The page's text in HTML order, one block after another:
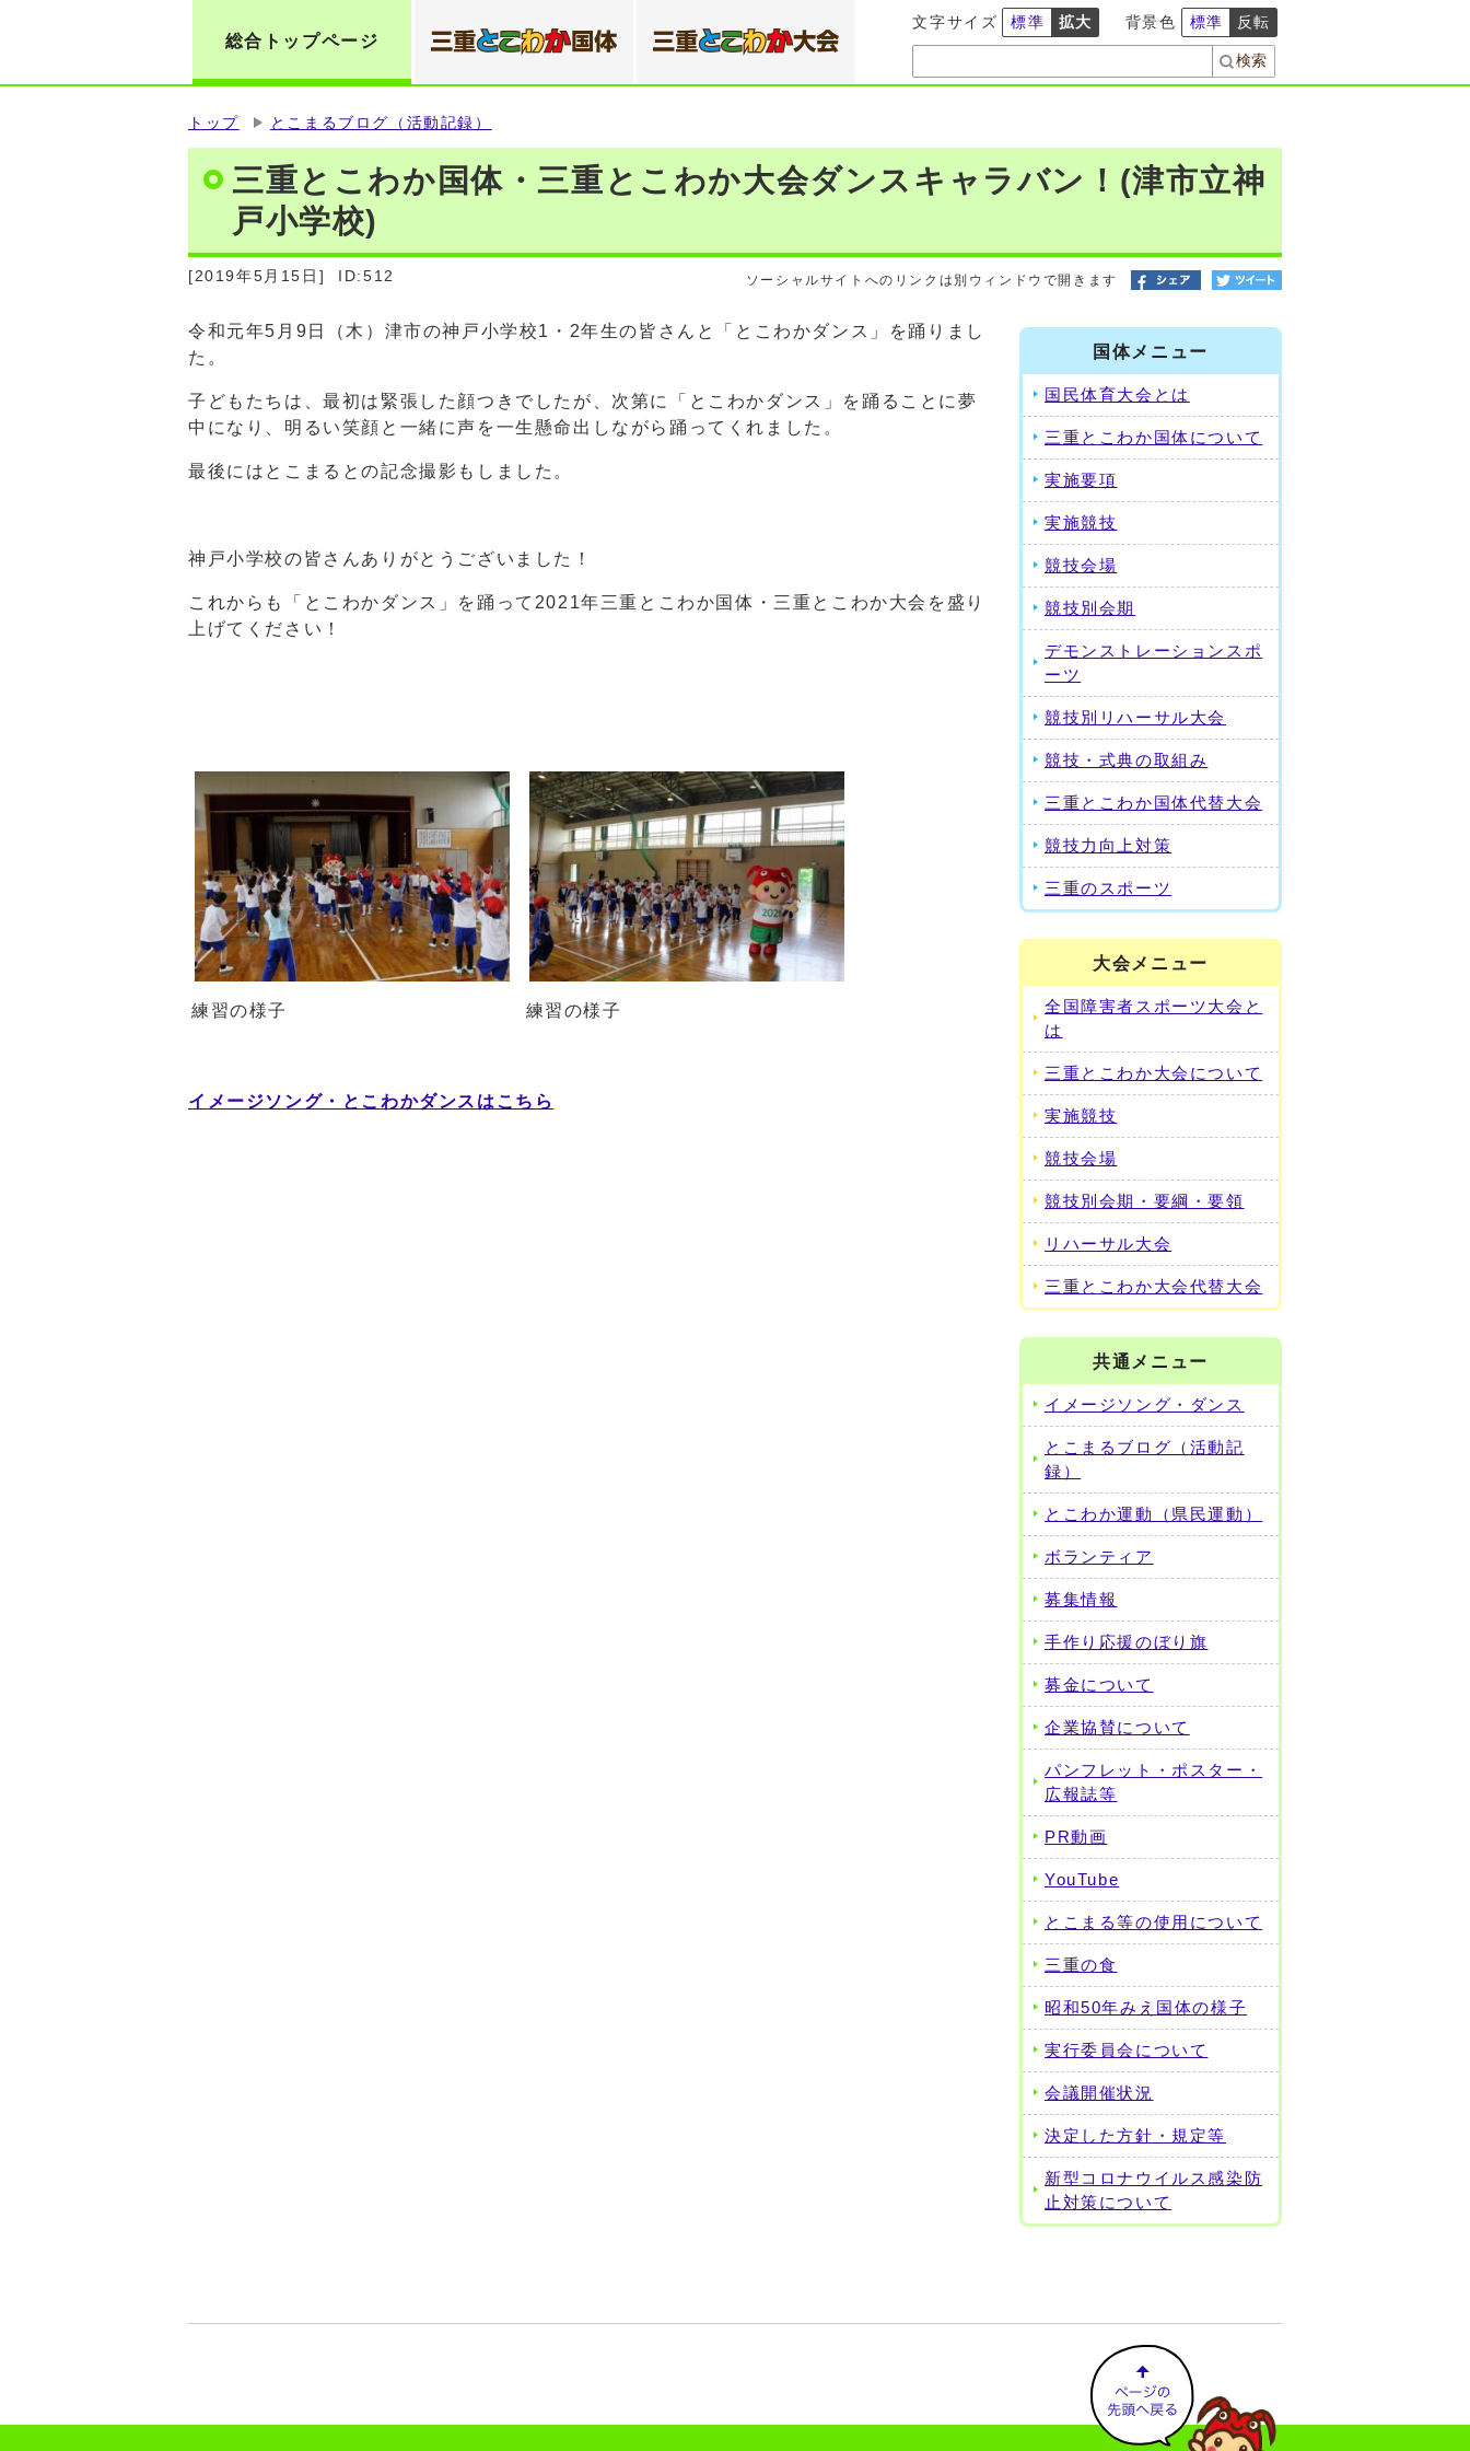
総合トップページ
文字サイズ 標準 拡大 背景色 標準 反転
トップ とこまるブログ（活動記録）
三重とこわか国体・三重とこわか大会ダンスキャラバン！(津市立神
戸小学校)
[2019年5月15日] ID:512 ソーシャルサイトへのリンクは別ウィンドウで開きます
令和元年5月9日（木）津市の神戸小学校1・2年生の皆さんと「とこわかダンス」を踊りまし
た。
子どもたちは、最初は緊張した顔つきでしたが、次第に「とこわかダンス」を踊ることに夢
中になり、明るい笑顔と一緒に声を一生懸命出しながら踊ってくれました。
最後にはとこまるとの記念撮影もしました。
神戸小学校の皆さんありがとうございました！
これからも「とこわかダンス」を踊って2021年三重とこわか国体・三重とこわか大会を盛り
上げてください！
練習の様子 練習の様子
イメージソング・とこわかダンスはこちら
国体メニュー
国民体育大会とは
三重とこわか国体について
実施要項
実施競技
競技会場
競技別会期
デモンストレーションスポ
ーツ
競技別リハーサル大会
競技・式典の取組み
三重とこわか国体代替大会
競技力向上対策
三重のスポーツ
大会メニュー
全国障害者スポーツ大会と
は
三重とこわか大会について
実施競技
競技会場
競技別会期・要綱・要領
リハーサル大会
三重とこわか大会代替大会
共通メニュー
イメージソング・ダンス
とこまるブログ（活動記
録）
とこわか運動（県民運動）
ボランティア
募集情報
手作り応援のぼり旗
募金について
企業協賛について
パンフレット・ポスター・
広報誌等
PR動画
YouTube
とこまる等の使用について
三重の食
昭和50年みえ国体の様子
実行委員会について
会議開催状況
決定した方針・規定等
新型コロナウイルス感染防
止対策について